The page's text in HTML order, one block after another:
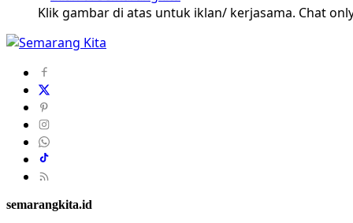
Klik gambar di atas untuk iklan/ kerjasama. Chat
semarangkita.id